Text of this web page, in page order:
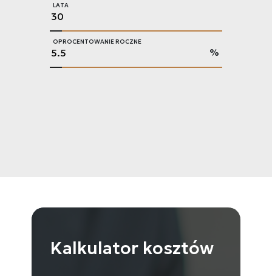
LATA
OPROCENTOWANIE ROCZNE
%
Kalkulator kosztów